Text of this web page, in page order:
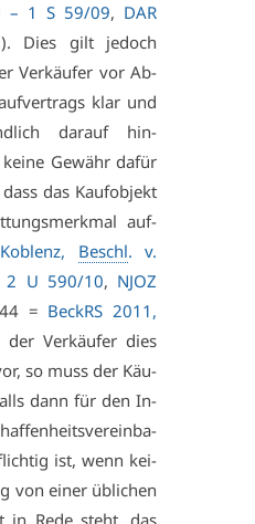
– 1 S 59/09, DAR
Dies gilt je­doch
Ver­käu­fer vor Ab­
klar und
dar­auf hin­
Ge­währ da­für
das Kauf­ob­jekt
auf­
Beschl. v.
2 U 590/10, NJOZ
= BeckRS 2011,
der Ver­käu­fer dies
so muss der Käu­
dann für den In­
ist, wenn kei­
von ei­ner üb­li­chen